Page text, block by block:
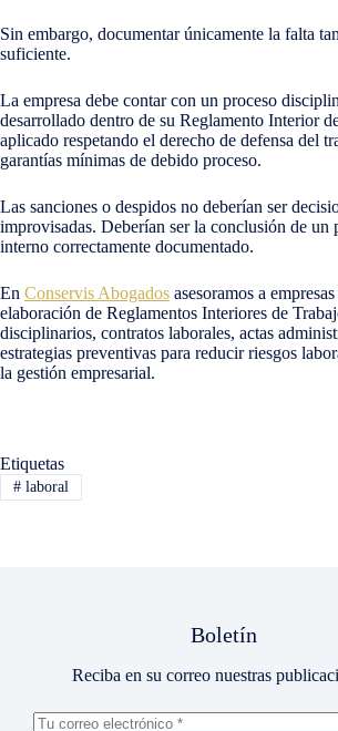
Sin embargo, documentar únicamente la falta
suficiente.
La empresa debe contar con un proceso
desarrollado dentro de su Reglamento Interior
aplicado respetando el derecho de defensa del
garantías mínimas de debido proceso.
Las sanciones o despidos no deberían ser
improvisadas. Deberían ser la conclusión de un
interno correctamente documentado.
En Conservis Abogados asesoramos a
elaboración de Reglamentos Interiores de
disciplinarios, contratos laborales, actas
estrategias preventivas para reducir riesgos
la gestión empresarial.
Etiquetas
#laboral
Boletín
Reciba en su correo nuestras